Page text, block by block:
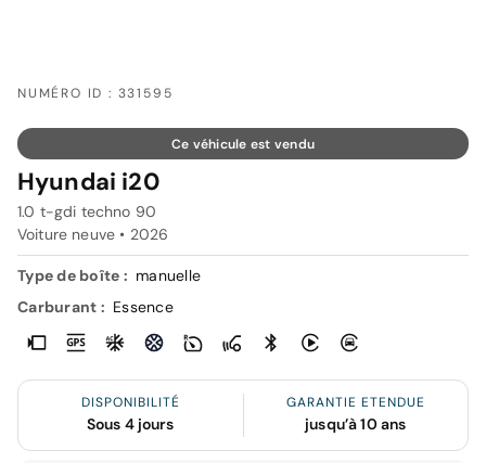
NUMÉRO ID : 331595
Ce véhicule est vendu
Hyundai i20
1.0 t-gdi techno 90
Voiture neuve • 2026
Type de boîte : manuelle
Carburant : Essence
DISPONIBILITÉ
Sous 4 jours
GARANTIE ETENDUE
jusqu’à 10 ans